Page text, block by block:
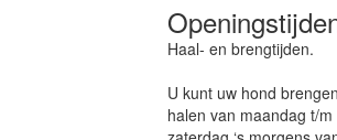
Haal- en brengtijden.
U kunt uw hond
halen van maandag t/m